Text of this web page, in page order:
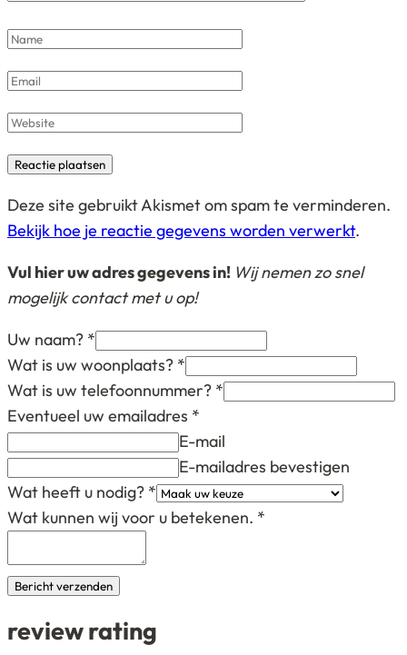
Name*
Email*
Website
Deze site gebruikt Akismet om spam te verminderen.
Bekijk hoe je reactie gegevens worden verwerkt.
Vul hier uw adres gegevens in! Wij nemen zo snel
mogelijk contact met u op!
Uw naam? *
Wat is uw woonplaats? *
Wat is uw telefoonnummer? *
Eventueel uw emailadres *
E-mail
E-mailadres bevestigen
Wat heeft u nodig? *
Wat kunnen wij voor u betekenen. *
Bericht verzenden
review rating